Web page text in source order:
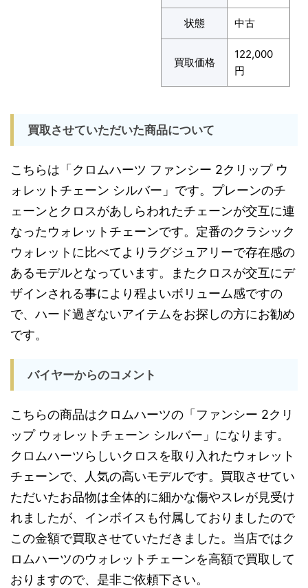
状態 中古
買取価格
122,000
円
買取させていただいた商品について
こちらは「クロムハーツ ファンシー 2クリップ ウ
ォレットチェーン シルバー」です。プレーンのチ
ェーンとクロスがあしらわれたチェーンが交互に連
なったウォレットチェーンです。定番のクラシック
ウォレットに比べてよりラグジュアリーで存在感の
あるモデルとなっています。またクロスが交互にデ
ザインされる事により程よいボリューム感ですの
で、ハード過ぎないアイテムをお探しの方にお勧め
です。
バイヤーからのコメント
こちらの商品はクロムハーツの「ファンシー 2クリ
ップ ウォレットチェーン シルバー」になります。
クロムハーツらしいクロスを取り入れたウォレット
チェーンで、人気の高いモデルです。買取させてい
ただいたお品物は全体的に細かな傷やスレが見受け
れましたが、インボイスも付属しておりましたので
この金額で買取させていただきました。当店ではク
ロムハーツのウォレットチェーンを高額で買取して
おりますので、是非ご依頼下さい。